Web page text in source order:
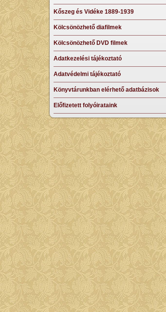
Kőszeg és Vidéke 1889-1939
Kölcsönözhető diafilmek
Kölcsönözhető DVD filmek
Adatkezelési tájékoztató
Adatvédelmi tájékoztató
Könyvtárunkban elérhető adatbázisok
Előfizetett folyóirataink